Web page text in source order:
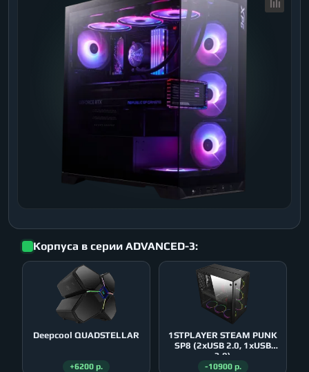
Корпуса в серии ADVANCED-3:
Deepcool QUADSTELLAR
+6200 р.
1STPLAYER STEAM PUNK
SP8 (2xUSB 2.0, 1xUSB
3.0)
-10900 р.